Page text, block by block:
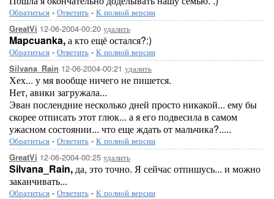
Обратиться - Ответить - К полной версии
GreatVi 12-06-2004-00:20 удалить
Mapcuanka,а кто ещё остался?:)
Обратиться - Ответить - К полной версии
Silvana_Rain 12-06-2004-00:21 удалить
Хех... у мя вообще ничего не пишется.
Нет, авики загружала...
Эван послендние несколько дней просто никакой... ему бы
скорее отписать этот глюк... а я его подвесила в самом
ужасном состоянии... что еще ждать от мальчика?.....
Обратиться - Ответить - К полной версии
GreatVi 12-06-2004-00:25 удалить
Silvana_Rain,да, это точно. Я сейчас отпишусь... и можно
заканчивать...
Обратиться - Ответить - К полной версии